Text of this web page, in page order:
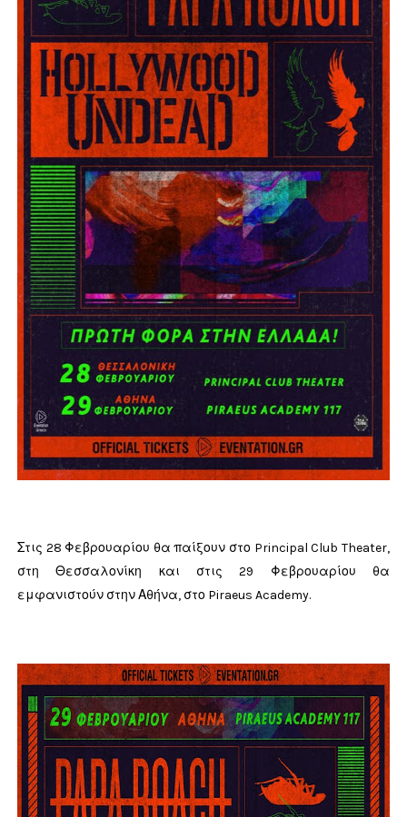
Στις 28 Φεβρουαρίου θα παίξουν στο Principal Club Theater,
στη Θεσσαλονίκη και στις 29 Φεβρουαρίου θα
εμφανιστούν στην Αθήνα, στο Piraeus Academy.